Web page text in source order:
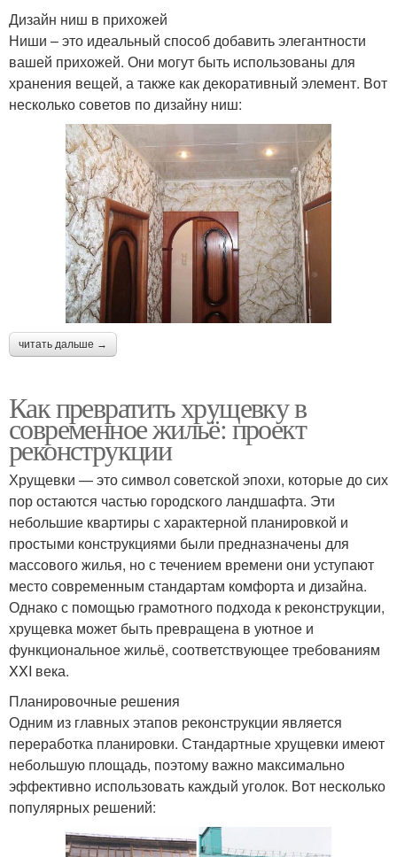
Дизайн ниш в прихожей
Ниши – это идеальный способ добавить элегантности
вашей прихожей. Они могут быть использованы для
хранения вещей, а также как декоративный элемент. Вот
несколько советов по дизайну ниш:
читать дальше →
Как превратить хрущевку в
современное жильё: проект
реконструкции
Хрущевки — это символ советской эпохи, которые до сих
пор остаются частью городского ландшафта. Эти
небольшие квартиры с характерной планировкой и
простыми конструкциями были предназначены для
массового жилья, но с течением времени они уступают
место современным стандартам комфорта и дизайна.
Однако с помощью грамотного подхода к реконструкции,
хрущевка может быть превращена в уютное и
функциональное жильё, соответствующее требованиям
XXI века.
Планировочные решения
Одним из главных этапов реконструкции является
переработка планировки. Стандартные хрущевки имеют
небольшую площадь, поэтому важно максимально
эффективно использовать каждый уголок. Вот несколько
популярных решений: